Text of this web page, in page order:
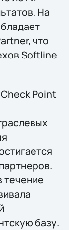
На
что
Softline
Point
течение
базу.